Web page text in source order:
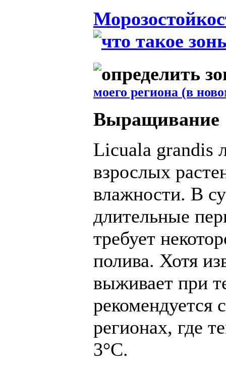
моего региона (в
Выращивание
Licuala grandis
взрослых
влажности. В
длительные
требует
полива. Хотя
выживает при
рекомендуется
регионах, где
3°C.